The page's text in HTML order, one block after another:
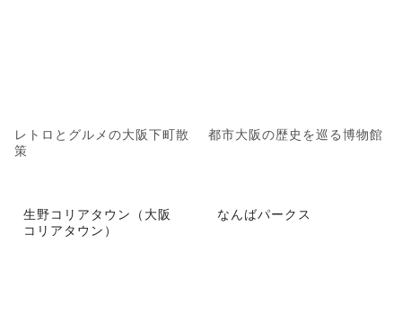
レトロとグルメの大阪下町散
策
都市大阪の歴史を巡る博物館
生野コリアタウン（大阪
コリアタウン）
なんばパークス